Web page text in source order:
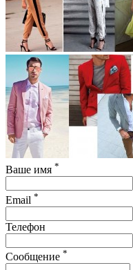
Ваше имя *
Email *
Телефон
Сообщение *